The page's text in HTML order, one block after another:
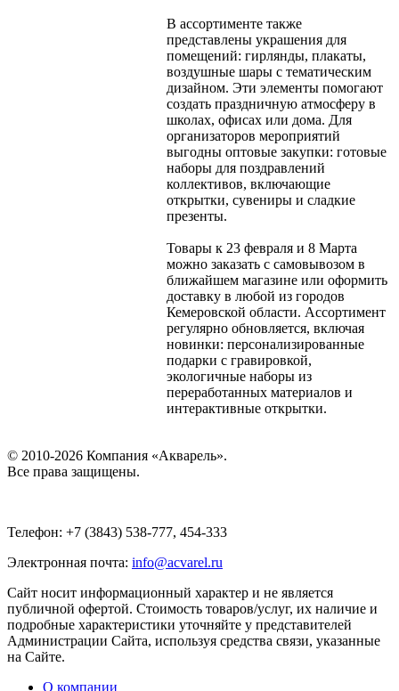
В ассортименте также
представлены украшения для
помещений: гирлянды, плакаты,
воздушные шары с тематическим
дизайном. Эти элементы помогают
создать праздничную атмосферу в
школах, офисах или дома. Для
организаторов мероприятий
выгодны оптовые закупки: готовые
наборы для поздравлений
коллективов, включающие
открытки, сувениры и сладкие
презенты.
Товары к 23 февраля и 8 Марта
можно заказать с самовывозом в
ближайшем магазине или оформить
доставку в любой из городов
Кемеровской области. Ассортимент
регулярно обновляется, включая
новинки: персонализированные
подарки с гравировкой,
экологичные наборы из
переработанных материалов и
интерактивные открытки.
© 2010-2026 Компания «Акварель».
Все права защищены.
Телефон: +7 (3843) 538-777, 454-333
Электронная почта: info@acvarel.ru
Сайт носит информационный характер и не является
публичной офертой. Стоимость товаров/услуг, их наличие и
подробные характеристики уточняйте у представителей
Администрации Сайта, используя средства связи, указанные
на Сайте.
О компании